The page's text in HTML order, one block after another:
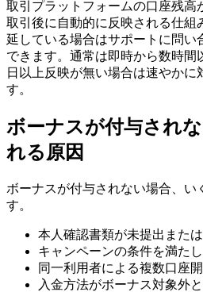
取引プラットフォームの口座残高
取引後に自動的に反映される仕組
延している場合はサポートに問い
できます。通常は即時から数時間
日以上反映が無い場合は速やかに
す。
ボーナスが付与され
れる原因
ボーナスが付与されない場合、い
す。
本人確認書類が未提出また
キャンペーンの条件を満た
同一利用者による複数口座
入金方法がボーナス対象外